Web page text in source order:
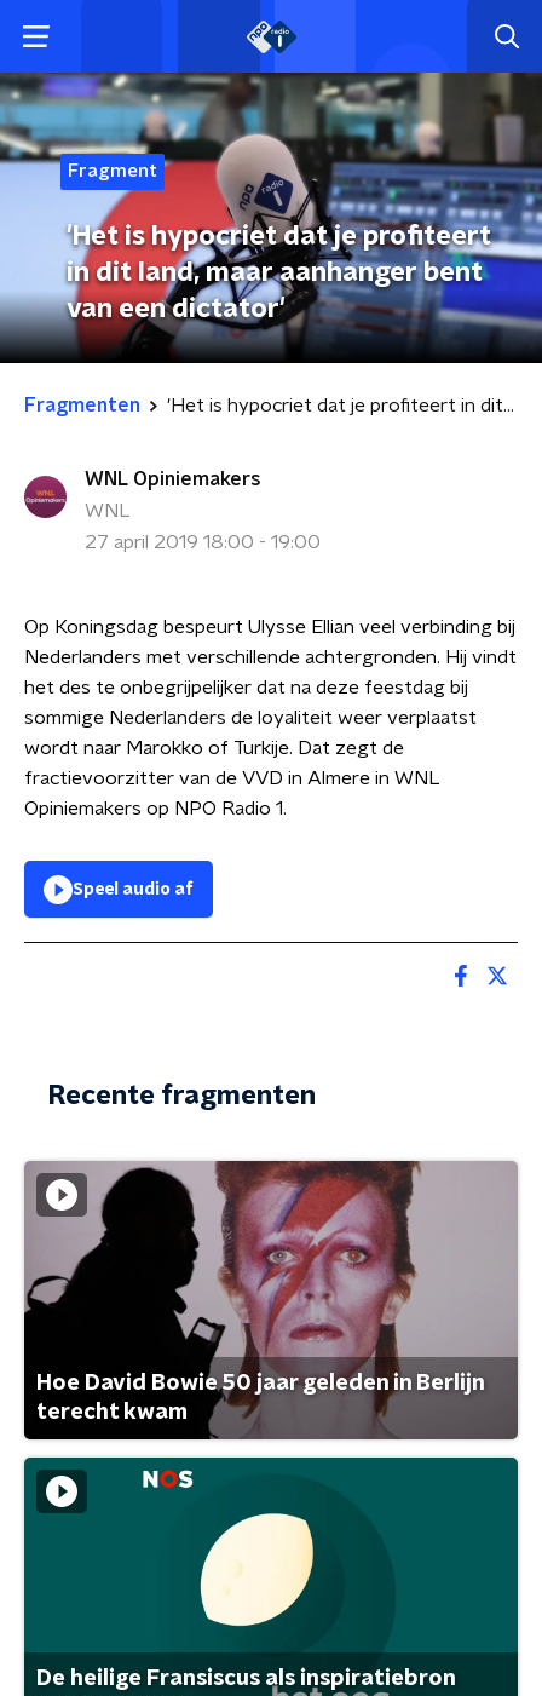
Fragment
'Het is hypocriet dat je profiteert
in dit land, maar aanhanger bent
van een dictator'
Fragmenten 'Het is hypocriet dat je profiteert in dit land, maar aanhanger bent van een dictator'
WNL Opiniemakers
WNL
27 april 2019 18:00 - 19:00
Op Koningsdag bespeurt Ulysse Ellian veel verbinding bij
Nederlanders met verschillende achtergronden. Hij vindt
het des te onbegrijpelijker dat na deze feestdag bij
sommige Nederlanders de loyaliteit weer verplaatst
wordt naar Marokko of Turkije. Dat zegt de
fractievoorzitter van de VVD in Almere in WNL
Opiniemakers op NPO Radio 1.
Speel audio af
Recente fragmenten
Hoe David Bowie 50 jaar geleden in Berlijn
terecht kwam
De heilige Fransiscus als inspiratiebron